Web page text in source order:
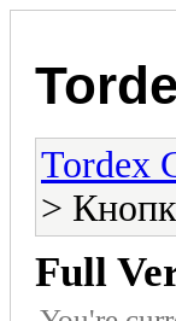
Tordex
>
Full